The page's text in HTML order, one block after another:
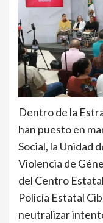
Dentro de la
han puesto en
Social, la Unidad
Violencia de
del Centro
Policía Estatal
neutralizar